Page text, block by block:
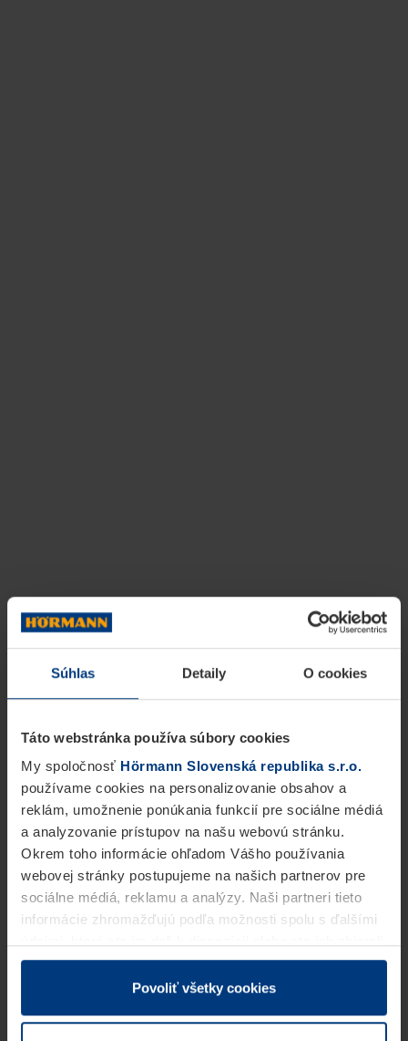
Súhlas Detaily O cookies
Táto webstránka používa súbory cookies
My spoločnosť Hörmann Slovenská republika s.r.o.
používame cookies na personalizovanie obsahov a
reklám, umožnenie ponúkania funkcií pre sociálne médiá
a analyzovanie prístupov na našu webovú stránku.
Okrem toho informácie ohľadom Vášho používania
webovej stránky postupujeme na našich partnerov pre
sociálne médiá, reklamu a analýzy. Naši partneri tieto
informácie zhromažďujú podľa možnosti spolu s ďalšími
v rámci Vášho využívania služieb.
Z právneho hľadiska môžeme cookies ukladať na Vašom
prevádzku tejto stránky. Pre všetky ostatné typy cookie
Povoliť všetky cookies